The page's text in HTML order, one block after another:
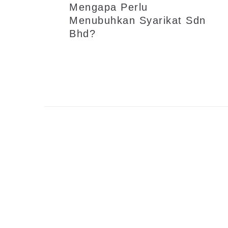
Mengapa Perlu
Menubuhkan Syarikat Sdn
Bhd?